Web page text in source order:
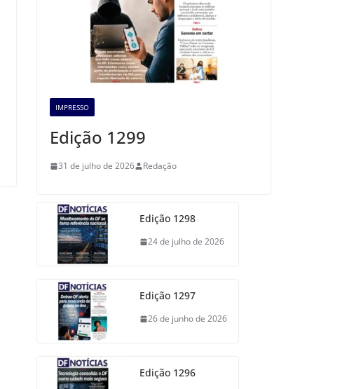
IMPRESSO
Edição 1299
31 de julho de 2026 Redação
Edição 1298
24 de julho de 2026
Edição 1297
26 de junho de 2026
Edição 1296